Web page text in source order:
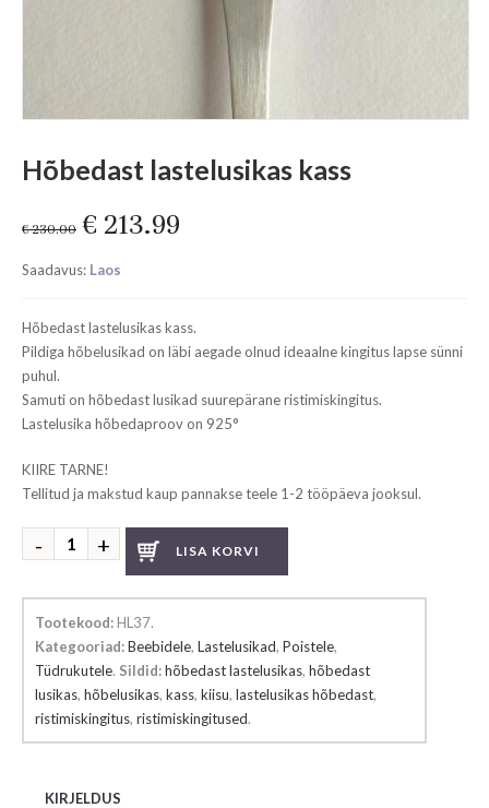
Hõbedast lastelusikas kass
€230.00 Original
price
€ 230.00.
€ 213.99
€ 213.99.
Saadavus: Laos
Hõbedast lastelusikas kass.
Pildiga hõbelusikad on läbi aegade olnud ideaalne kingitus lapse sünni
puhul.
Samuti on hõbedast lusikad suurepärane ristimiskingitus.
Lastelusika hõbedaproov on 925°
KIIRE TARNE!
Tellitud ja makstud kaup pannakse teele 1-2 tööpäeva jooksul.
Hõbedast
lastelusikas
LISA KORVI
Tootekood: HL37.
Kategooriad:Beebidele, Lastelusikad, Poistele,
Tüdrukutele. Sildid:hõbedast lastelusikas, hõbedast
lusikas, hõbelusikas, kass, kiisu, lastelusikas hõbedast,
ristimiskingitus, ristimiskingitused.
KIRJELDUS